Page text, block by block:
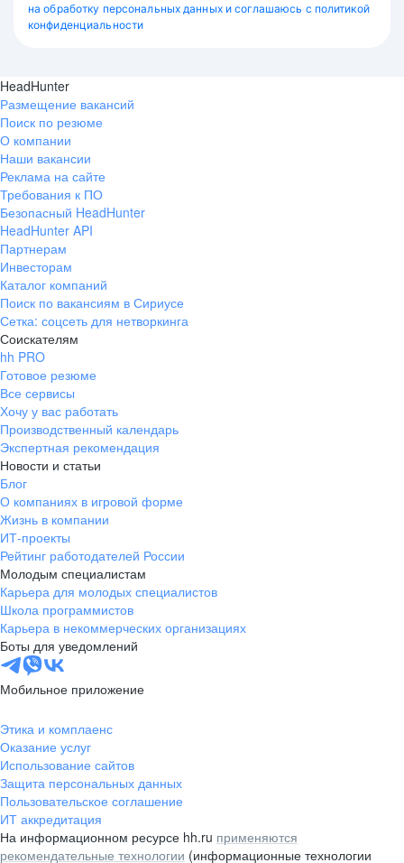
на обработку персональных данных и соглашаюсь с политикой
конфиденциальности
HeadHunter
Размещение вакансий
Поиск по резюме
О компании
Наши вакансии
Реклама на сайте
Требования к ПО
Безопасный HeadHunter
HeadHunter API
Партнерам
Инвесторам
Каталог компаний
Поиск по вакансиям в Сириусе
Сетка: соцсеть для нетворкинга
Соискателям
hh PRO
Готовое резюме
Все сервисы
Хочу у вас работать
Производственный календарь
Экспертная рекомендация
Новости и статьи
Блог
О компаниях в игровой форме
Жизнь в компании
ИТ-проекты
Рейтинг работодателей России
Молодым специалистам
Карьера для молодых специалистов
Школа программистов
Карьера в некоммерческих организациях
Боты для уведомлений
Мобильное приложение
Этика и комплаенс
Оказание услуг
Использование сайтов
Защита персональных данных
Пользовательское соглашение
ИТ аккредитация
На информационном ресурсе hh.ru применяются
рекомендательные технологии (информационные технологии